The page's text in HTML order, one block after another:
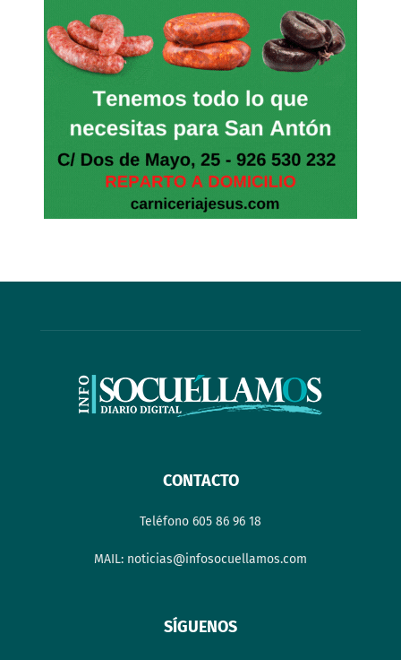
CONTACTO
Teléfono 605 86 96 18
MAIL: noticias@infosocuellamos.com
SÍGUENOS